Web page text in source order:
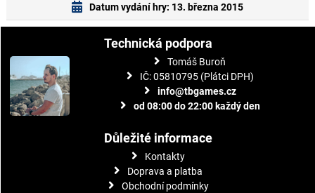
Datum vydání hry: 13. března 2015
Technická podpora
Tomáš Buroň
IČ: 05810795 (Plátci DPH)
info@tbgames.cz
od 08:00 do 22:00 každý den
Důležité informace
Kontakty
Doprava a platba
Obchodní podmínky